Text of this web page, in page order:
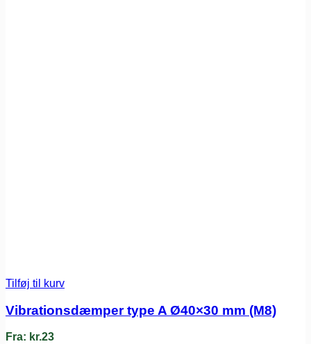
Tilføj til kurv
Vibrationsdæmper type A Ø40×30 mm (M8)
Fra: kr.23